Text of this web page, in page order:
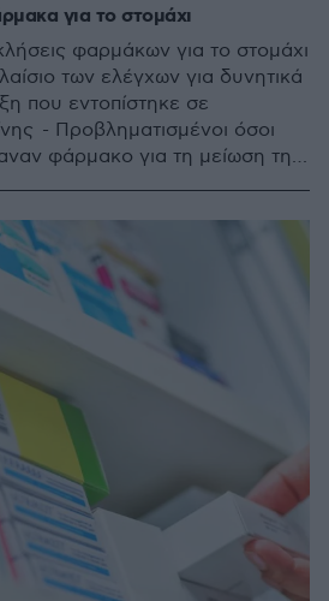
για το στομάχι
φαρμάκων για το στομάχι
των ελέγχων για δυνητικά
που εντοπίστηκε σε
- Προβληματισμένοι όσοι
φάρμακο για τη μείωση της